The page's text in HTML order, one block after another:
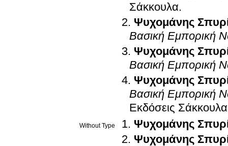
Σάκκουλα.
Ψυχομάνης
Βασική Εμπορική
Ψυχομάνης
Βασική Εμπορική
Ψυχομάνης
Βασική Εμπορική
Εκδόσεις Σάκκουλα
Without Type
Ψυχομάνης
Ψυχομάνης